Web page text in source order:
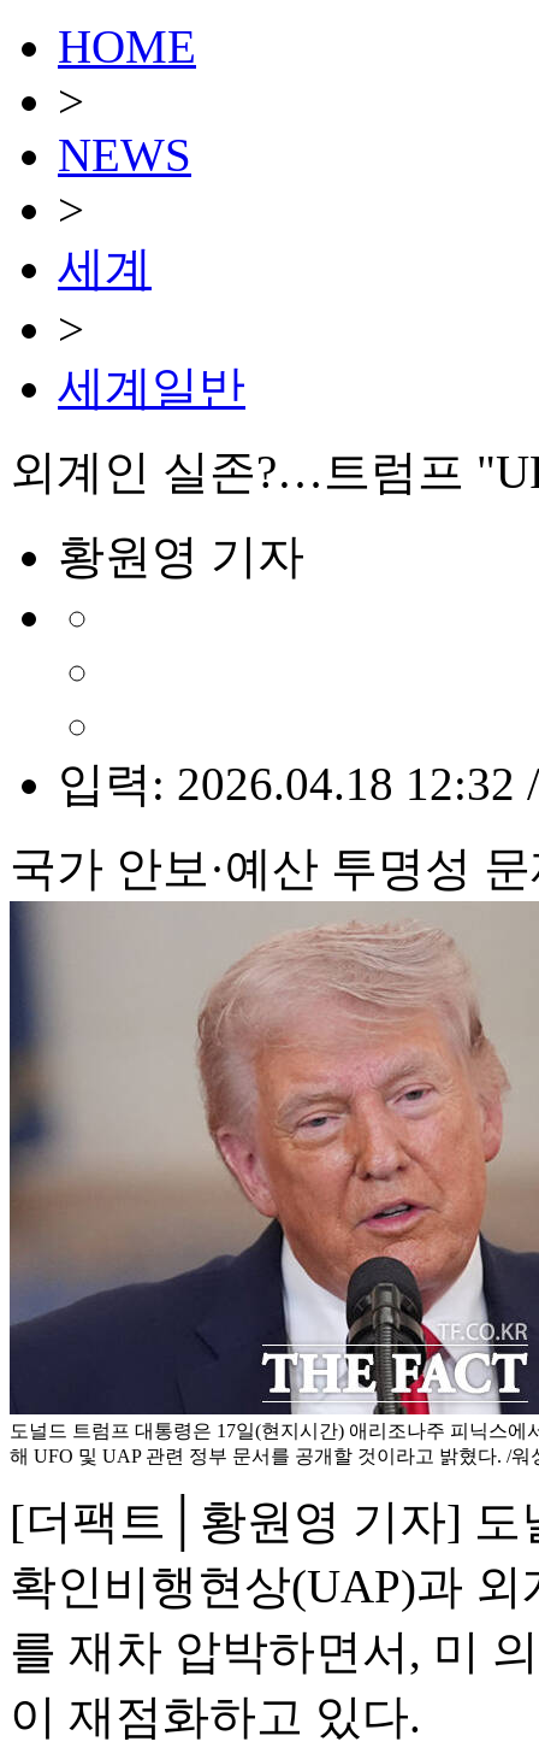
HOME
>
NEWS
>
세계
>
세계일반
외계인 실존?…트럼프
황원영 기자
입력: 2026.04.18 12:32
국가 안보·예산 투명성
도널드 트럼프 대통령은 17일(현지시간) 애리조나주 피닉스에
해 UFO 및 UAP 관련 정부 문서를 공개할 것이라고 밝혔다. /워
[더팩트│황원영 기자] 도
확인비행현상(UAP)과
를 재차 압박하면서, 미
이 재점화하고 있다.